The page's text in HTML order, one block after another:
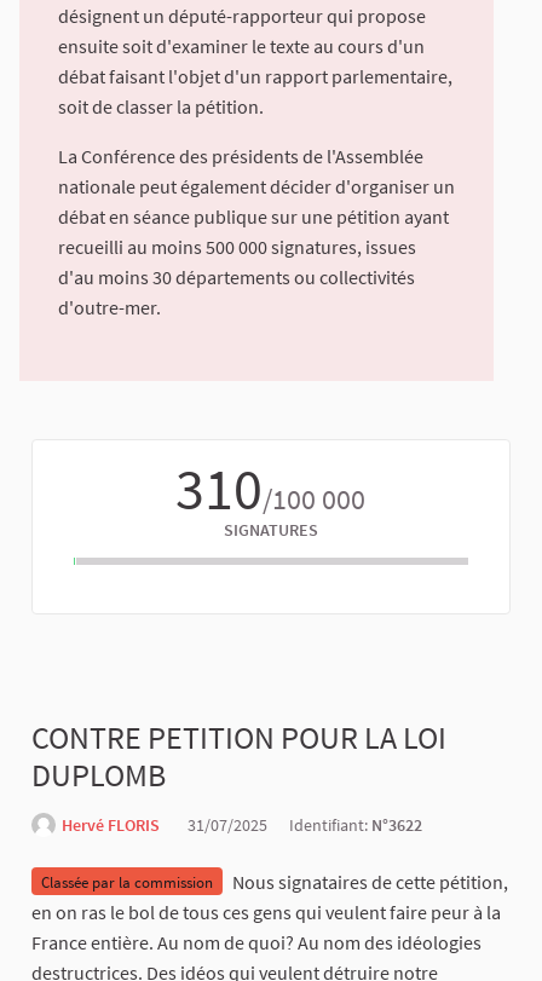
désignent un député-rapporteur qui propose
ensuite soit d'examiner le texte au cours d'un
débat faisant l'objet d'un rapport parlementaire,
soit de classer la pétition.
La Conférence des présidents de l'Assemblée
nationale peut également décider d'organiser un
débat en séance publique sur une pétition ayant
recueilli au moins 500 000 signatures, issues
d'au moins 30 départements ou collectivités
d'outre-mer.
310/100 000
SIGNATURES
CONTRE PETITION POUR LA LOI
DUPLOMB
Hervé FLORIS 31/07/2025 Identifiant: N°3622
Classée par la commission
Nous signataires de cette pétition,
en on ras le bol de tous ces gens qui veulent faire peur à la
France entière. Au nom de quoi? Au nom des idéologies
destructrices. Des idéos qui veulent détruire notre